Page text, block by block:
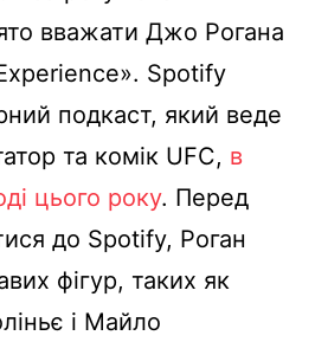
вважати Джо Рогана
Spotify
подкаст, який веде
та комік UFC, в
цього року. Перед
до Spotify, Роган
фігур, таких як
і Майло